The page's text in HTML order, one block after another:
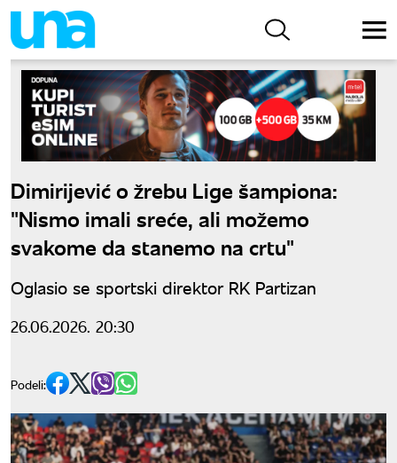
Dimirijević o žrebu Lige šampiona:
"Nismo imali sreće, ali možemo
svakome da stanemo na crtu"
Oglasio se sportski direktor RK Partizan
26.06.2026. 20:30
Podeli: